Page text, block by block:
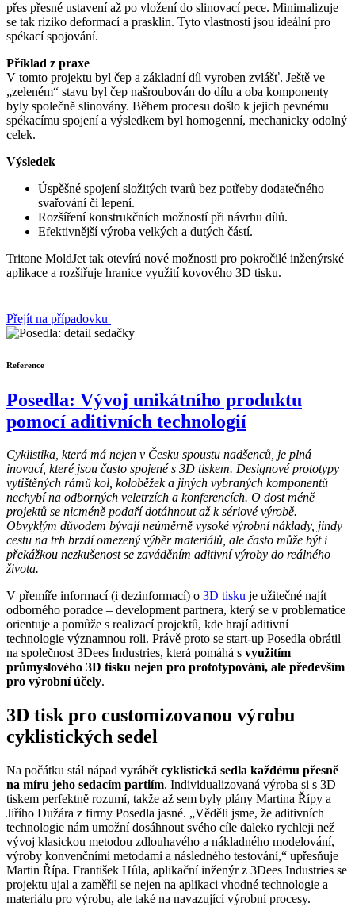
přes přesné ustavení až po vložení do slinovací pece. Minimalizuje
se tak riziko deformací a prasklin. Tyto vlastnosti jsou ideální pro
spékací spojování.
Příklad z praxe
V tomto projektu byl čep a základní díl vyroben zvlášť. Ještě ve
„zeleném“ stavu byl čep našroubován do dílu a oba komponenty
byly společně slinovány. Během procesu došlo k jejich pevnému
spékacímu spojení a výsledkem byl homogenní, mechanicky odolný
celek.
Výsledek
Úspěšné spojení složitých tvarů bez potřeby dodatečného
svařování či lepení.
Rozšíření konstrukčních možností při návrhu dílů.
Efektivnější výroba velkých a dutých částí.
Tritone MoldJet tak otevírá nové možnosti pro pokročilé inženýrské
aplikace a rozšiřuje hranice využití kovového 3D tisku.
Přejít na případovku
Reference
Posedla: Vývoj unikátního produktu
pomocí aditivních technologií
Cyklistika, která má nejen v Česku spoustu nadšenců, je plná
inovací, které jsou často spojené s 3D tiskem. Designové prototypy
vytištěných rámů kol, koloběžek a jiných vybraných komponentů
nechybí na odborných veletrzích a konferencích. O dost méně
projektů se nicméně podaří dotáhnout až k sériové výrobě.
Obvyklým důvodem bývají neúměrně vysoké výrobní náklady, jindy
cestu na trh brzdí omezený výběr materiálů, ale často může být i
překážkou nezkušenost se zaváděním aditivní výroby do reálného
života.
V přemíře informací (i dezinformací) o 3D tisku je užitečné najít
odborného poradce – development partnera, který se v problematice
orientuje a pomůže s realizací projektů, kde hrají aditivní
technologie významnou roli. Právě proto se start-up Posedla obrátil
na společnost 3Dees Industries, která pomáhá s využitím
průmyslového 3D tisku nejen pro prototypování, ale především
pro výrobní účely.
3D tisk pro customizovanou výrobu
cyklistických sedel
Na počátku stál nápad vyrábět cyklistická sedla každému přesně
na míru jeho sedacím partiím. Individualizovaná výroba si s 3D
tiskem perfektně rozumí, takže až sem byly plány Martina Řípy a
Jiřího Dužára z firmy Posedla jasné. „Věděli jsme, že aditivních
technologie nám umožní dosáhnout svého cíle daleko rychleji než
vývoj klasickou metodou zdlouhavého a nákladného modelování,
výroby konvenčními metodami a následného testování,“ upřesňuje
Martin Řípa. František Hůla, aplikační inženýr z 3Dees Industries se
projektu ujal a zaměřil se nejen na aplikaci vhodné technologie a
materiálu pro výrobu, ale také na navazující výrobní procesy.